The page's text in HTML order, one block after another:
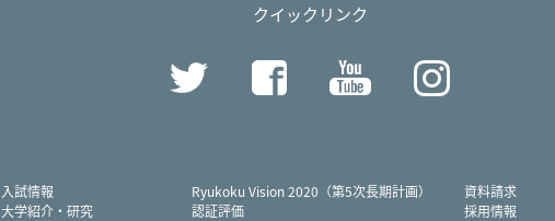
クイックリンク
Twitter FacebookYouTube
入試情報
大学紹介・研究
Ryukoku Vision 2020（第5次長期計画）
認証評価
資料請求
採用情報